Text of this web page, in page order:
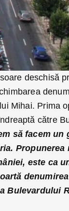
deschisă
Mihai. Prima
către
să facem un
Propunerea
este ca
denumirea
Bulevardului